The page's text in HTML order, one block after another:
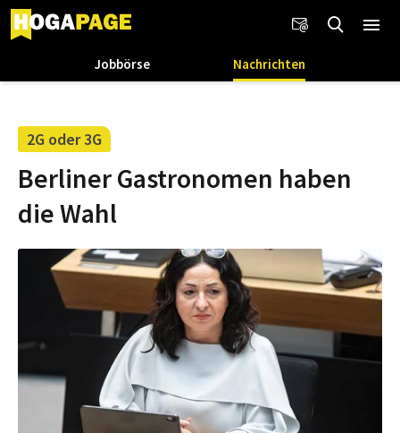
Jobbörse Nachrichten
2G oder 3G
Berliner Gastronomen haben
die Wahl